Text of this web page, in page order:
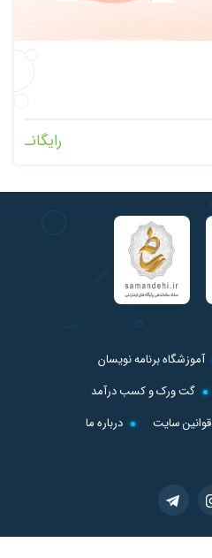
رایگانـ
آموزشگاه برنامه نویسان
گت ورک و کسب درآمد
قوانین سایت
درباره ما